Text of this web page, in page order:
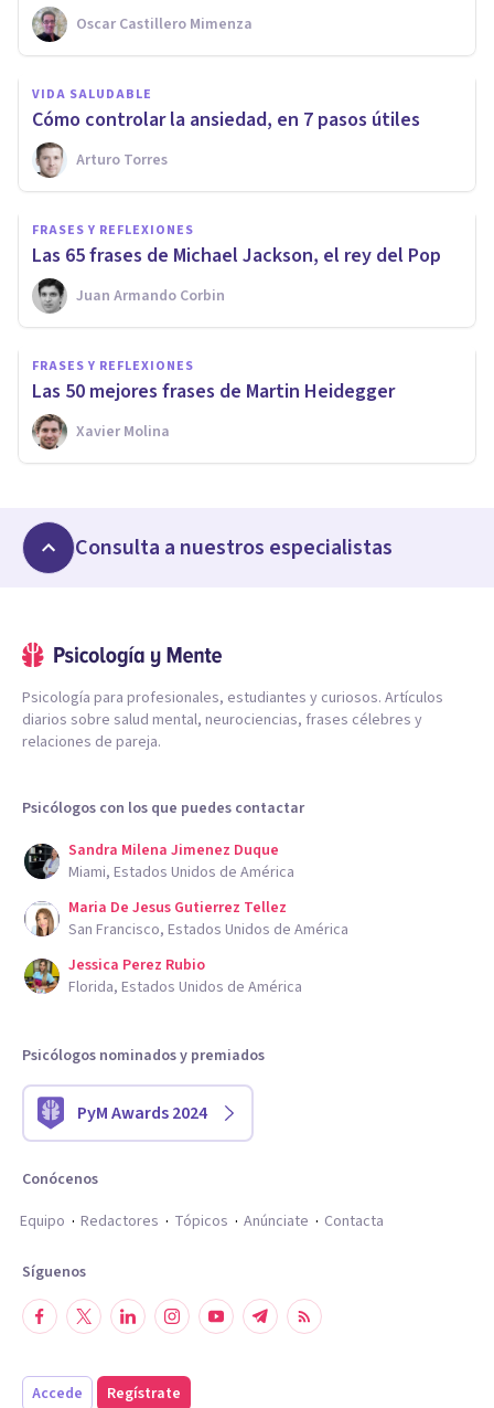
Oscar Castillero Mimenza
VIDA SALUDABLE
Cómo controlar la ansiedad, en 7 pasos útiles
Arturo Torres
FRASES Y REFLEXIONES
Las 65 frases de Michael Jackson, el rey del Pop
Juan Armando Corbin
FRASES Y REFLEXIONES
Las 50 mejores frases de Martin Heidegger
Xavier Molina
Consulta a nuestros especialistas
Psicología para profesionales, estudiantes y curiosos. Artículos
diarios sobre salud mental, neurociencias, frases célebres y
relaciones de pareja.
Psicólogos con los que puedes contactar
Sandra Milena Jimenez Duque
Miami, Estados Unidos de América
Maria De Jesus Gutierrez Tellez
San Francisco, Estados Unidos de América
Jessica Perez Rubio
Florida, Estados Unidos de América
Psicólogos nominados y premiados
PyM Awards 2024
Conócenos
Equipo
Redactores Tópicos Anúnciate Contacta
Síguenos
Accede Regístrate